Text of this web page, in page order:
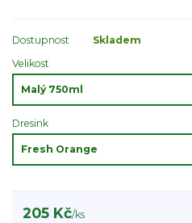
Dostupnost
Skladem
Velikost
Dresink
205 Kč/ks